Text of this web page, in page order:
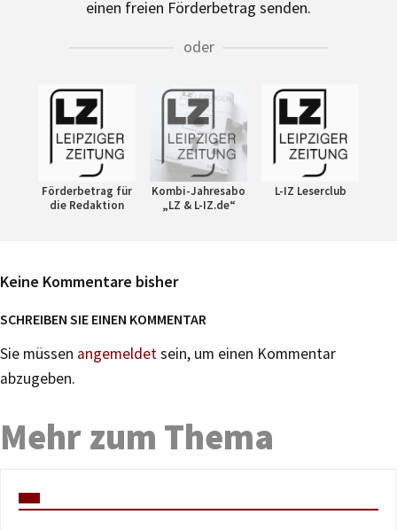
einen freien Förderbetrag senden.
oder
Förderbetrag für
die Redaktion
Kombi-Jahresabo
„LZ & L-IZ.de“
L-IZ Leserclub
Keine Kommentare bisher
SCHREIBEN SIE EINEN KOMMENTAR
Sie müssen angemeldetsein, um einen Kommentar
abzugeben.
Mehr zum Thema